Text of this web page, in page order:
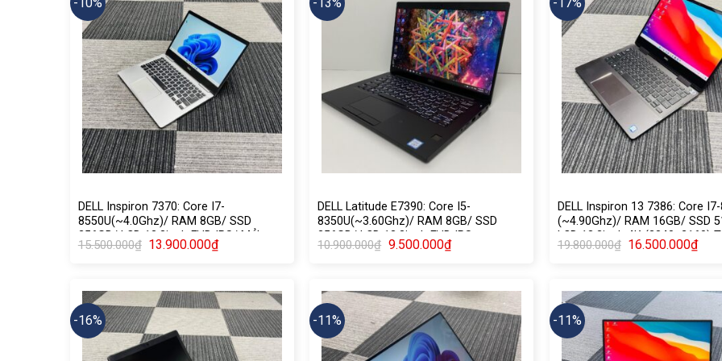
DELL Inspiron 7370: Core I7-
8550U(~4.0Ghz)/ RAM 8GB/ SSD
256GB/ LCD 13.3inch FHD IPS/ MỞ
KHOÁ VÂN TAY
15.500.000₫ Giá
13.900.000₫Giá
hiện
13.900.000₫.
DELL Latitude E7390: Core I5-
8350U(~3.60Ghz)/ RAM 8GB/ SSD
256GB/ LCD 13.3inch FHD IPS
10.900.000₫ 9.500.000₫
DELL Inspiron 13 7386: Core
(~4.90Ghz)/ RAM 16GB/ SSD
LCD 13.3inch 4K (3840×2160)
19.800.000₫ Giá
16.500.000₫Giá
hiện
-16% -11% -11%